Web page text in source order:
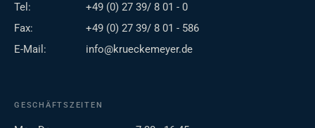
Tel:
+49 (0) 27 39/ 8 01 - 0
Fax:
+49 (0) 27 39/ 8 01 - 586
E-Mail:
info@krueckemeyer.de
GESCHÄFTSZEITEN